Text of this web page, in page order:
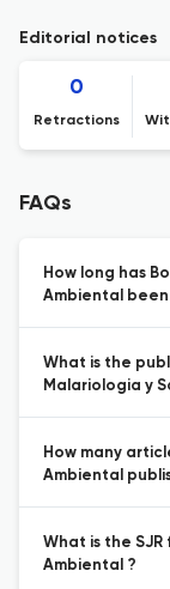
Editorial notices
0
Retractions
FAQs
How long has
Ambiental
What is the
Malariologia y
How many
Ambiental
What is the
Ambiental ?